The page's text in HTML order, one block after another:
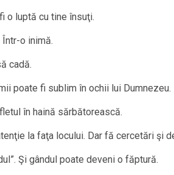
o luptă cu tine însuţi.
o inimă.
cadă.
poate fi sublim în ochii lui Dumnezeu.
în haină sărbătorească.
la faţa locului. Dar fă cercetări şi
Şi gândul poate deveni o făptură.